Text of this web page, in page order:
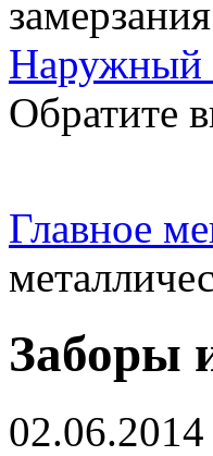
Наружный
Обратите
Главное
Заборы
02.06.2014